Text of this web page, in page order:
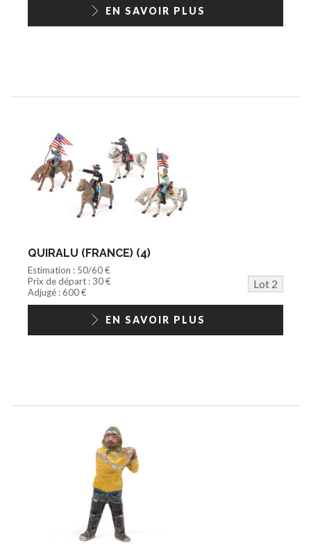
1/18ème moderneEN SAVOIR PLUS
QUIRALU (FRANCE) (4)
Estimation : 50/60 €
Prix de départ : 30 €
Lot 2
Adjugé : 600 €
EN SAVOIR PLUS